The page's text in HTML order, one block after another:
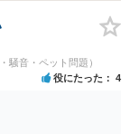
騒音・ペット問題）
役にたった 4